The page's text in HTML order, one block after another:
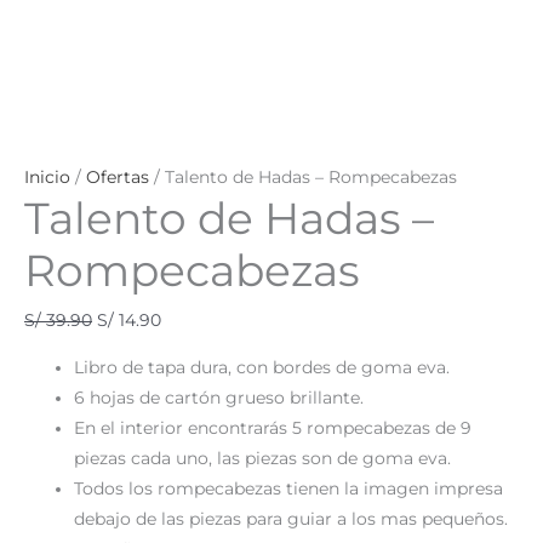
Inicio / Ofertas / Talento de Hadas – Rompecabezas
Talento de Hadas –
Rompecabezas
S/39.90 S/ 14.90
Libro de tapa dura, con bordes de goma eva.
6 hojas de cartón grueso brillante.
En el interior encontrarás 5 rompecabezas de 9
piezas cada uno, las piezas son de goma eva.
Todos los rompecabezas tienen la imagen impresa
debajo de las piezas para guiar a los mas pequeños.